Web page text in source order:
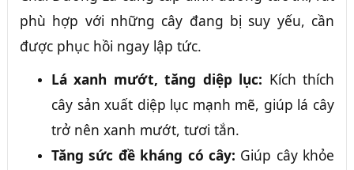
phù hợp với những cây đang bị suy yếu, cần
được phục hồi ngay lập tức.
Lá xanh mướt, tăng diệp lục: Kích thích
cây sản xuất diệp lục mạnh mẽ, giúp lá cây
trở nên xanh mướt, tươi tắn.
Tăng sức đề kháng có cây: Giúp cây khỏe